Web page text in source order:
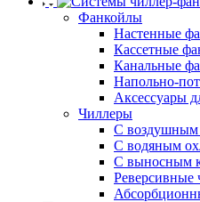
Фанкойлы
Настенные
Кассетные
Канальные
Напольно-
Аксессуары
Чиллеры
С воздушным
С водяным
С выносным
Реверсивные